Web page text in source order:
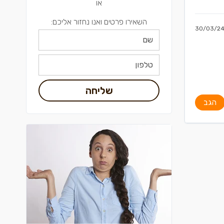
30/03/24
הגב
או
השאירו פרטים ואנו נחזור אליכם:
שליחה